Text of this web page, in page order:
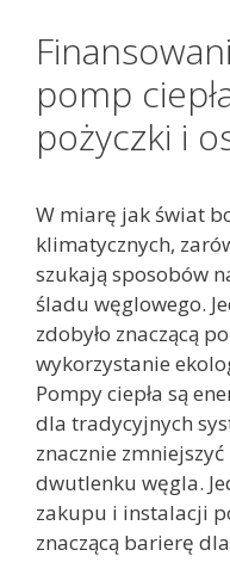
pomp
pożyczki i
W miarę jak świat
klimatycznych,
szukają sposobów
śladu węglowego.
zdobyło znaczącą
wykorzystanie
Pompy ciepła są
dla tradycyjnych
znacznie
dwutlenku węgla.
zakupu i instalacji
znaczącą barierę